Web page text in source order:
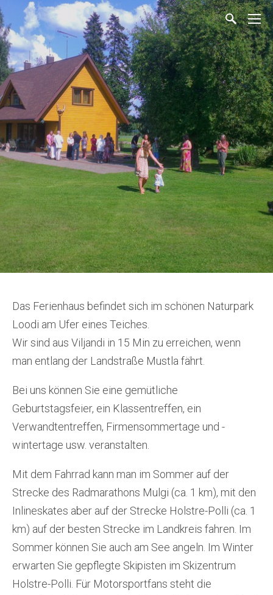
Das Ferienhaus befindet sich im schönen Naturpark
Loodi am Ufer eines Teiches.
Wir sind aus Viljandi in 15 Min zu erreichen, wenn
man entlang der Landstraße Mustla fährt.
Bei uns können Sie eine gemütliche
Geburtstagsfeier, ein Klassentreffen, ein
Verwandtentreffen, Firmensommertage und -
wintertage usw. veranstalten.
Mit dem Fahrrad kann man im Sommer auf der
Strecke des Radmarathons Mulgi (ca. 1 km), mit den
Inlineskates aber auf der Strecke Holstre-Polli (ca. 1
km) auf der besten Strecke im Landkreis fahren. Im
Sommer können Sie auch am See angeln. Im Winter
erwarten Sie gepflegte Skipisten im Skizentrum
Holstre-Polli. Für Motorsportfans steht die